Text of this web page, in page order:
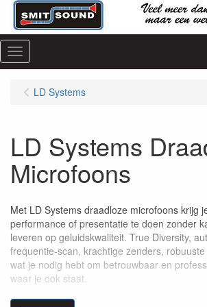
Menu
LD Systems
LD Systems
Microfoons
Met LD Systems draadloze microfoons krijg
performance of presentatie te doen zonder
leveren op geluidskwaliteit. True Diversity,
frequentie-scan, krachtige zenders,
wat je nodig hebt om betrouwbaar en
waar je ook staat.